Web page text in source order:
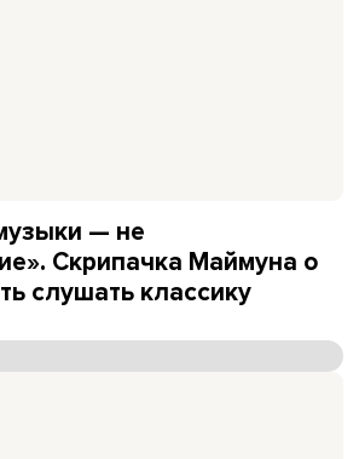
— не
Скрипачка Маймуна о
слушать классику